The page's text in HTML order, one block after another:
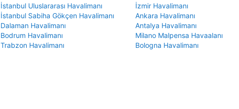
İstanbul Uluslararası Havalimanı
İzmir Havalimanı
İstanbul Sabiha Gökçen Havalimanı
Ankara Havalimanı
Dalaman Havalimanı
Antalya Havalimanı
Bodrum Havalimanı
Milano Malpensa Havaalanı
Trabzon Havalimanı
Bologna Havalimanı